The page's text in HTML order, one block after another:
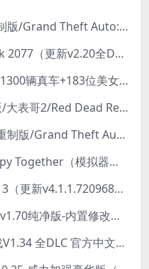
侠盗猎车手：罪恶都市重制版/Grand Theft Auto: Vice City – The Definitive Edition
赛博朋克2077/Cyberpunk 2077（更新v2.20全DLC）
GTA5中国风（1.41整合版1300辆真车+183位美女与英雄+200%存档）
荒野大镖客2：救赎终极版/大表哥2/Red Dead Redemption 2: Ultimate Edition（更新v1491.50终极版）
侠盗猎车手：圣安地列斯重制版/Grand Theft Auto: San Andreas – The Definitive Edition（更新v1.113.49697469）
女神驾到：夏日甜心/Happy Together（模拟器版-升级豪华终极珍藏版+全DLC）
博德之门3/Baldur’s Gate 3（更新v4.1.1.7209685）
侠盗猎车手5/GTA5（更新v1.70纯净版-内置修改器+通关存档）
使命召唤17 黑色行动 冷战V1.34 全DLC 官方中文版COD17